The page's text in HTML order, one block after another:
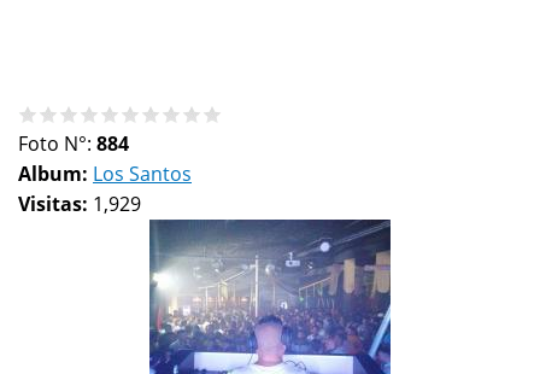
Foto N°: 884
Album: Los Santos
Visitas: 1,929